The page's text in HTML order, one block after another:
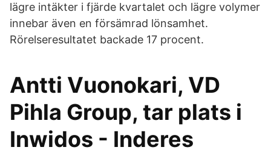
lägre intäkter i fjärde kvartalet och lägre volymer
innebar även en försämrad lönsamhet.
Rörelseresultatet backade 17 procent.
Antti Vuonokari, VD
Pihla Group, tar plats i
Inwidos - Inderes